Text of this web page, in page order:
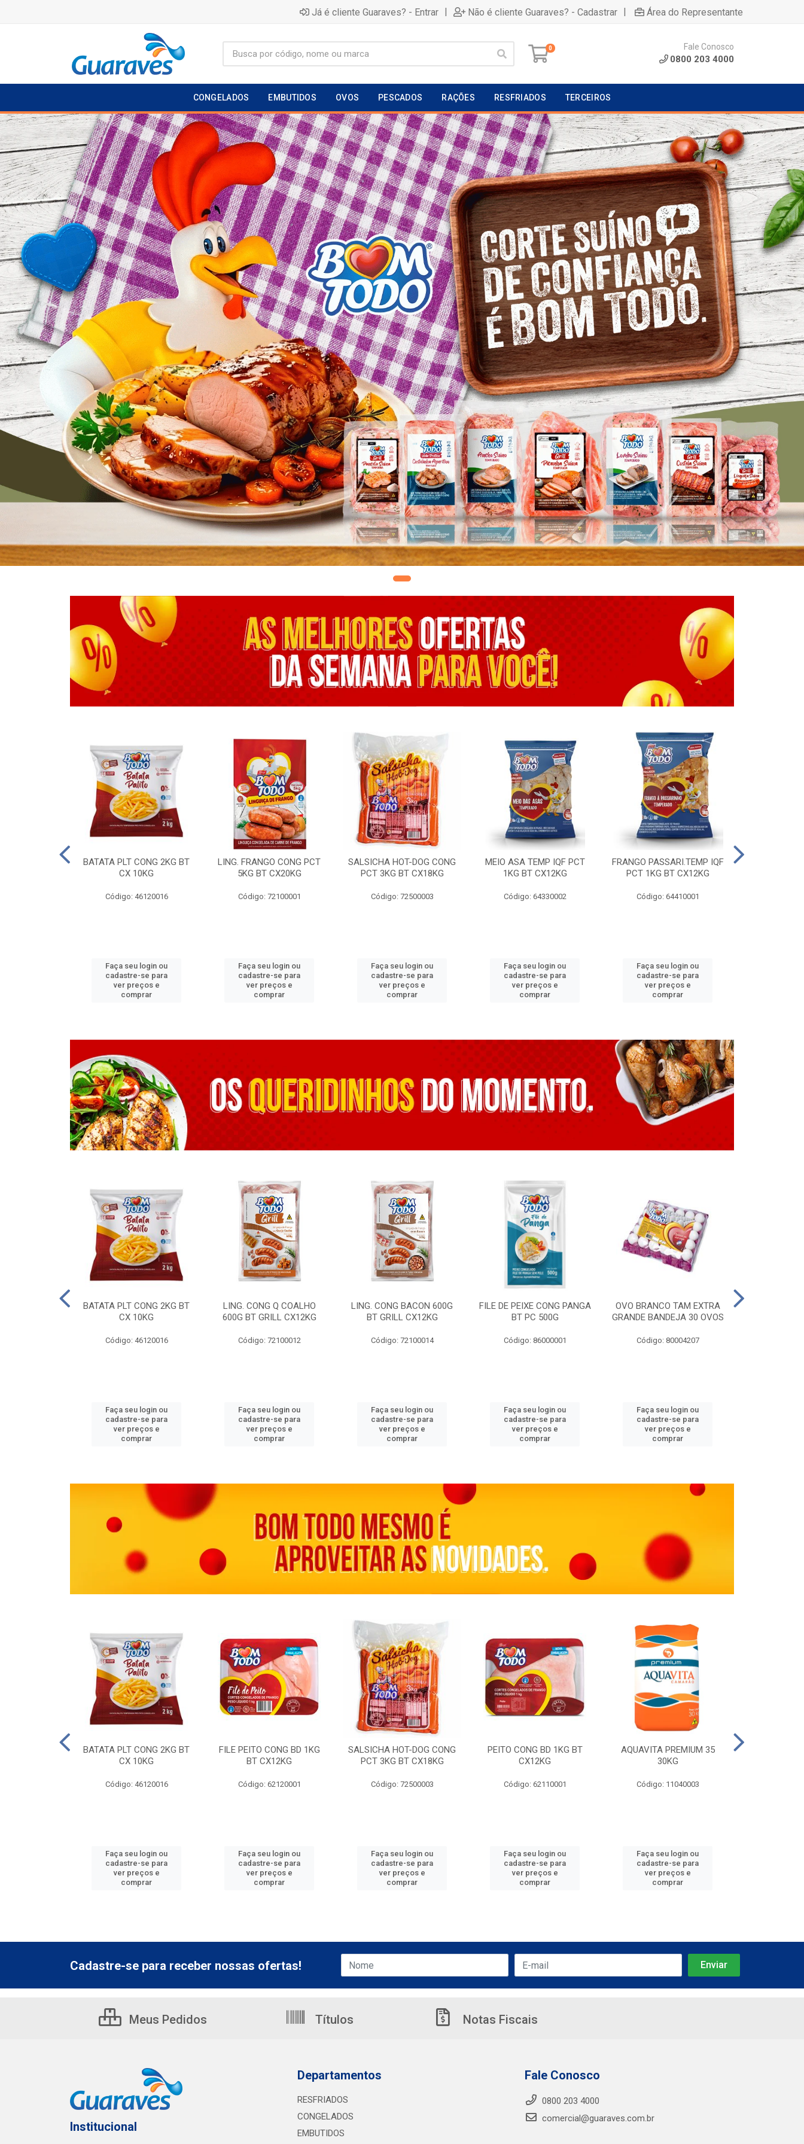
Já é cliente Guaraves? - Entrar | Não é cliente Guaraves? - Cadastrar | Área do Representante
0 Fale Conosco
0800 203 4000
CONGELADOS EMBUTIDOS OVOS PESCADOS RAÇÕES RESFRIADOS TERCEIROS
BATATA PLT CONG 2KG BT
CX 10KG
Código: 46120016
Faça seu login ou
cadastre-se para
ver preços e
comprar
LING. FRANGO CONG PCT
5KG BT CX20KG
Código: 72100001
Faça seu login ou
cadastre-se para
ver preços e
comprar
SALSICHA HOT-DOG CONG
PCT 3KG BT CX18KG
Código: 72500003
Faça seu login ou
cadastre-se para
ver preços e
comprar
MEIO ASA TEMP IQF PCT
1KG BT CX12KG
Código: 64330002
Faça seu login ou
cadastre-se para
ver preços e
comprar
FRANGO PASSARI.TEMP IQF
PCT 1KG BT CX12KG
Código: 64410001
Faça seu login ou
cadastre-se para
ver preços e
comprar
BATATA PLT CONG 2KG BT
CX 10KG
Código: 46120016
Faça seu login ou
cadastre-se para
ver preços e
comprar
LING. CONG Q COALHO
600G BT GRILL CX12KG
Código: 72100012
Faça seu login ou
cadastre-se para
ver preços e
comprar
LING. CONG BACON 600G
BT GRILL CX12KG
Código: 72100014
Faça seu login ou
cadastre-se para
ver preços e
comprar
FILE DE PEIXE CONG PANGA
BT PC 500G
Código: 86000001
Faça seu login ou
cadastre-se para
ver preços e
comprar
OVO BRANCO TAM EXTRA
GRANDE BANDEJA 30 OVOS
Código: 80004207
Faça seu login ou
cadastre-se para
ver preços e
comprar
BATATA PLT CONG 2KG BT
CX 10KG
Código: 46120016
Faça seu login ou
cadastre-se para
ver preços e
comprar
FILE PEITO CONG BD 1KG
BT CX12KG
Código: 62120001
Faça seu login ou
cadastre-se para
ver preços e
comprar
SALSICHA HOT-DOG CONG
PCT 3KG BT CX18KG
Código: 72500003
Faça seu login ou
cadastre-se para
ver preços e
comprar
PEITO CONG BD 1KG BT
CX12KG
Código: 62110001
Faça seu login ou
cadastre-se para
ver preços e
comprar
AQUAVITA PREMIUM 35
30KG
Código: 11040003
Faça seu login ou
cadastre-se para
ver preços e
comprar
Cadastre-se para receber nossas ofertas!
Meus Pedidos Títulos Notas Fiscais
Institucional
Departamentos
RESFRIADOS
CONGELADOS
EMBUTIDOS
Fale Conosco
0800 203 4000
comercial@guaraves.com.br